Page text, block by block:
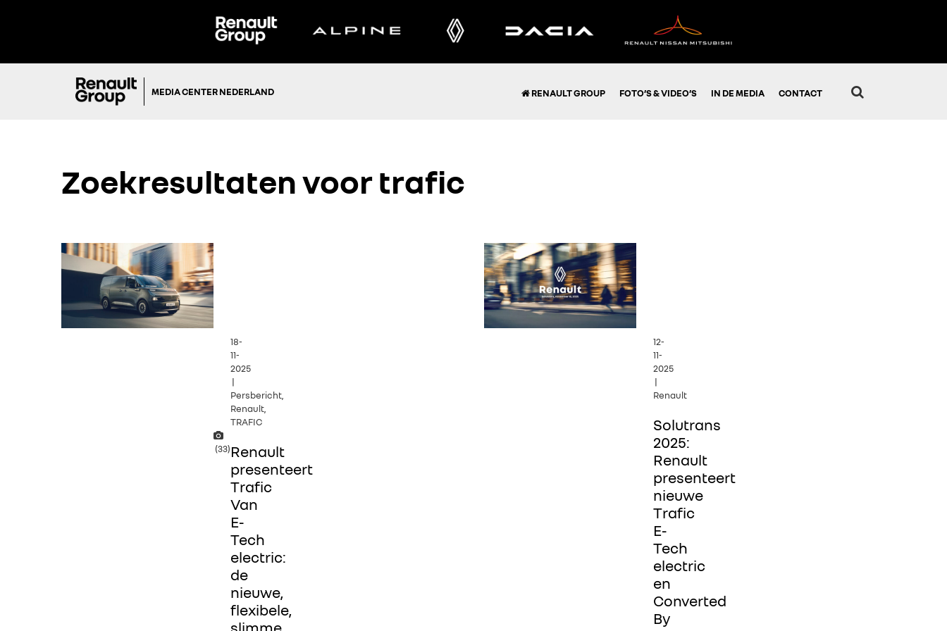
MEDIA CENTER NEDERLAND RENAULT GROUP FOTO’S & VIDEO’S IN DE MEDIA CONTACT
Zoekresultaten voortrafic
18-
11-
2025
|
Persbericht,
Renault,
TRAFIC
(33)Renault
presenteert
Trafic
Van
E-
Tech
electric:
de
nieuwe,
flexibele,
12-
11-
2025
|
Renault
Solutrans
2025:
Renault
presenteert
nieuwe
Trafic
E-
Tech
electric
en
Converted
By